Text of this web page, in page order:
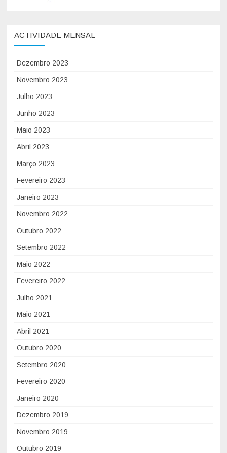
ACTIVIDADE MENSAL
Dezembro 2023
Novembro 2023
Julho 2023
Junho 2023
Maio 2023
Abril 2023
Março 2023
Fevereiro 2023
Janeiro 2023
Novembro 2022
Outubro 2022
Setembro 2022
Maio 2022
Fevereiro 2022
Julho 2021
Maio 2021
Abril 2021
Outubro 2020
Setembro 2020
Fevereiro 2020
Janeiro 2020
Dezembro 2019
Novembro 2019
Outubro 2019